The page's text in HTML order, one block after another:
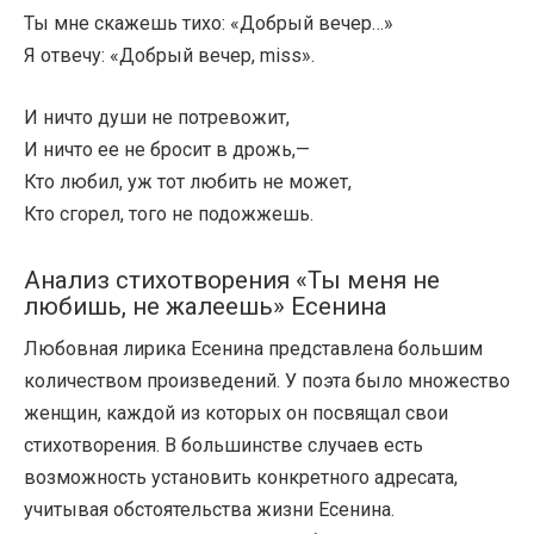
Ты мне скажешь тихо: «Добрый вечер…»
Я отвечу: «Добрый вечер, miss».
И ничто души не потревожит,
И ничто ее не бросит в дрожь,—
Кто любил, уж тот любить не может,
Кто сгорел, того не подожжешь.
Анализ стихотворения «Ты меня не
любишь, не жалеешь» Есенина
Любовная лирика Есенина представлена большим
количеством произведений. У поэта было множество
женщин, каждой из которых он посвящал свои
стихотворения. В большинстве случаев есть
возможность установить конкретного адресата,
учитывая обстоятельства жизни Есенина.